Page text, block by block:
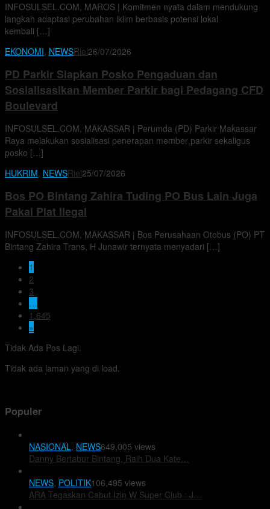
INFOSULSEL.COM, MAROS | Komitmen nyata dalam mendukung
langkah adaptasi perubahan iklim berbasis potensi lokal
kembali […]
EKONOMI, NEWSRiel26/07/2026
PD Parkir Siapkan Posko Pengaduan dan
Sosialisasikan Member Parkir bagi Pedagang CFD
Boulevard
INFOSULSEL.COM, MAKASSAR | Perumda (PD) Parkir Makassar
Raya melakukan sosialisasi penerapan member parkir sekaligus
posko […]
HUKRIM, NEWSRiel25/07/2026
Bos PO Bintang Zahira Tuding PO Bus Lain Juga
Pakai Plat Ilegal
INFOSULSEL.COM, MAKASSAR | Bos Perusahaan Otobus (PO) PT
Bintang Zahira Trans, H Junawir ternyata menyadari […]
1
2
3
…
1,645
»
Tidak Ada Pos Lagi.
Tidak ada laman yang di load.
Populer
NASIONAL, NEWS649,005 views
⁠⁠⁠Danny Bertabur Bintang, Raih Dua Kate…
NEWS, POLITIK106,495 views
ARA Tegaskan Cabut Izin W Super Club : J…